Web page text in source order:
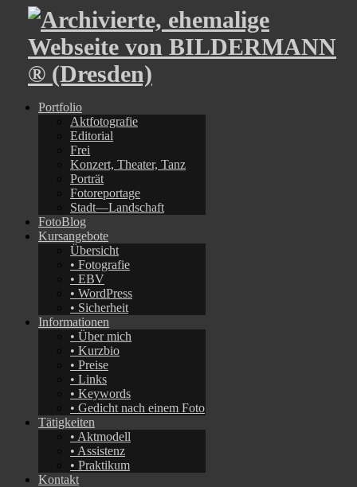
Portfolio
Aktfotografie
Editorial
Frei
Konzert, Theater, Tanz
Porträt
Fotoreportage
Stadt—Landschaft
FotoBlog
Kursangebote
Übersicht
• Fotografie
• EBV
• WordPress
• Sicherheit
Informationen
• Über mich
• Kurzbio
• Preise
• Links
• Keywords
• Gedicht nach einem Foto
Tätigkeiten
• Aktmodell
• Assistenz
• Praktikum
Kontakt